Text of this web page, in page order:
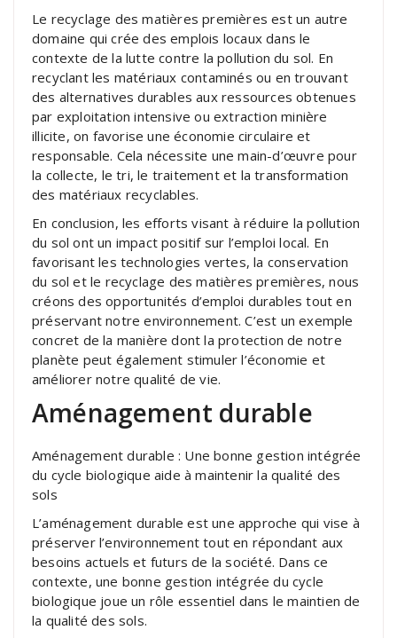
Le recyclage des matières premières est un autre
domaine qui crée des emplois locaux dans le
contexte de la lutte contre la pollution du sol. En
recyclant les matériaux contaminés ou en trouvant
des alternatives durables aux ressources obtenues
par exploitation intensive ou extraction minière
illicite, on favorise une économie circulaire et
responsable. Cela nécessite une main-d’œuvre pour
la collecte, le tri, le traitement et la transformation
des matériaux recyclables.
En conclusion, les efforts visant à réduire la pollution
du sol ont un impact positif sur l’emploi local. En
favorisant les technologies vertes, la conservation
du sol et le recyclage des matières premières, nous
créons des opportunités d’emploi durables tout en
préservant notre environnement. C’est un exemple
concret de la manière dont la protection de notre
planète peut également stimuler l’économie et
améliorer notre qualité de vie.
Aménagement durable
Aménagement durable : Une bonne gestion intégrée
du cycle biologique aide à maintenir la qualité des
sols
L’aménagement durable est une approche qui vise à
préserver l’environnement tout en répondant aux
besoins actuels et futurs de la société. Dans ce
contexte, une bonne gestion intégrée du cycle
biologique joue un rôle essentiel dans le maintien de
la qualité des sols.